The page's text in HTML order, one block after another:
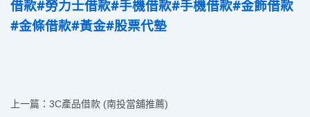
借款#勞力士借款#手機借款#手機借款#金飾借款
#金條借款#黃金#股票代墊
上一篇： 3C產品借款 (南投當舖推薦)